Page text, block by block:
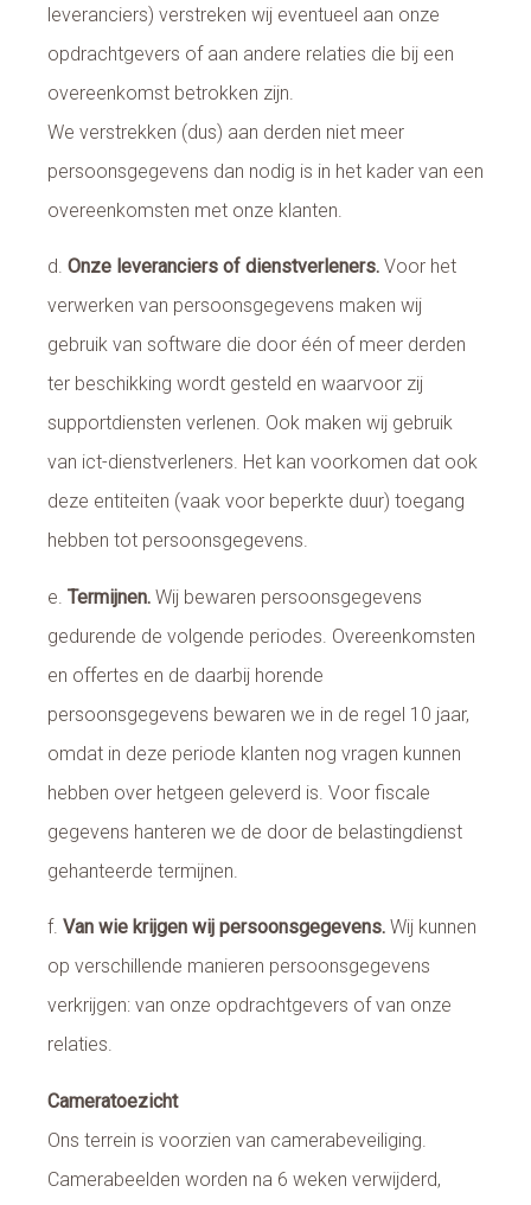
leveranciers) verstreken wij eventueel aan onze
opdrachtgevers of aan andere relaties die bij een
overeenkomst betrokken zijn.
We verstrekken (dus) aan derden niet meer
persoonsgegevens dan nodig is in het kader van een
overeenkomsten met onze klanten.
d. Onze leveranciers of dienstverleners. Voor het
verwerken van persoonsgegevens maken wij
gebruik van software die door één of meer derden
ter beschikking wordt gesteld en waarvoor zij
supportdiensten verlenen. Ook maken wij gebruik
van ict-dienstverleners. Het kan voorkomen dat ook
deze entiteiten (vaak voor beperkte duur) toegang
hebben tot persoonsgegevens.
e. Termijnen. Wij bewaren persoonsgegevens
gedurende de volgende periodes. Overeenkomsten
en offertes en de daarbij horende
persoonsgegevens bewaren we in de regel 10 jaar,
omdat in deze periode klanten nog vragen kunnen
hebben over hetgeen geleverd is. Voor fiscale
gegevens hanteren we de door de belastingdienst
gehanteerde termijnen.
f. Van wie krijgen wij persoonsgegevens. Wij kunnen
op verschillende manieren persoonsgegevens
verkrijgen: van onze opdrachtgevers of van onze
relaties.
Cameratoezicht
Ons terrein is voorzien van camerabeveiliging.
Camerabeelden worden na 6 weken verwijderd,